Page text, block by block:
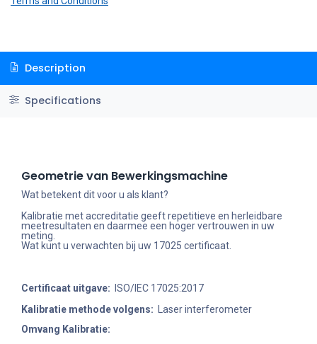
Description
Specifications
Geometrie van Bewerkingsmachine
Wat betekent dit voor u als klant?
Kalibratie met accreditatie geeft repetitieve en herleidbare
meetresultaten en daarmee een hoger vertrouwen in uw
meting.
Wat kunt u verwachten bij uw 17025 certificaat.
Certificaat uitgave: ISO/IEC 17025:2017
Kalibratie methode volgens: Laser interferometer
Omvang Kalibratie: